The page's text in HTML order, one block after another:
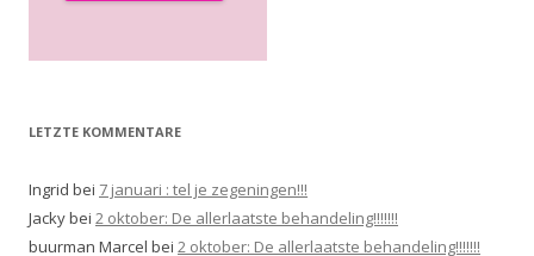
LETZTE KOMMENTARE
Ingrid bei 7 januari : tel je zegeningen!!!
Jackybei 2 oktober: De allerlaatste behandeling!!!!!!!
buurman Marcel bei 2 oktober: De allerlaatste behandeling!!!!!!!